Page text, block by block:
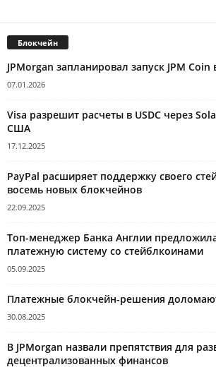
Блокчейн
JPMorgan запланировал запуск JPM Coin
07.01.2026
Visa разрешит расчеты в USDC через
США
17.12.2025
PayPal расширяет поддержку своего
восемь новых блокчейнов
22.09.2025
Топ-менеджер Банка Англии
платежную систему со стейблкоинами
05.09.2025
Платежные блокчейн-решения доломают
30.08.2025
В JPMorgan назвали препятствия для
децентрализованных финансов